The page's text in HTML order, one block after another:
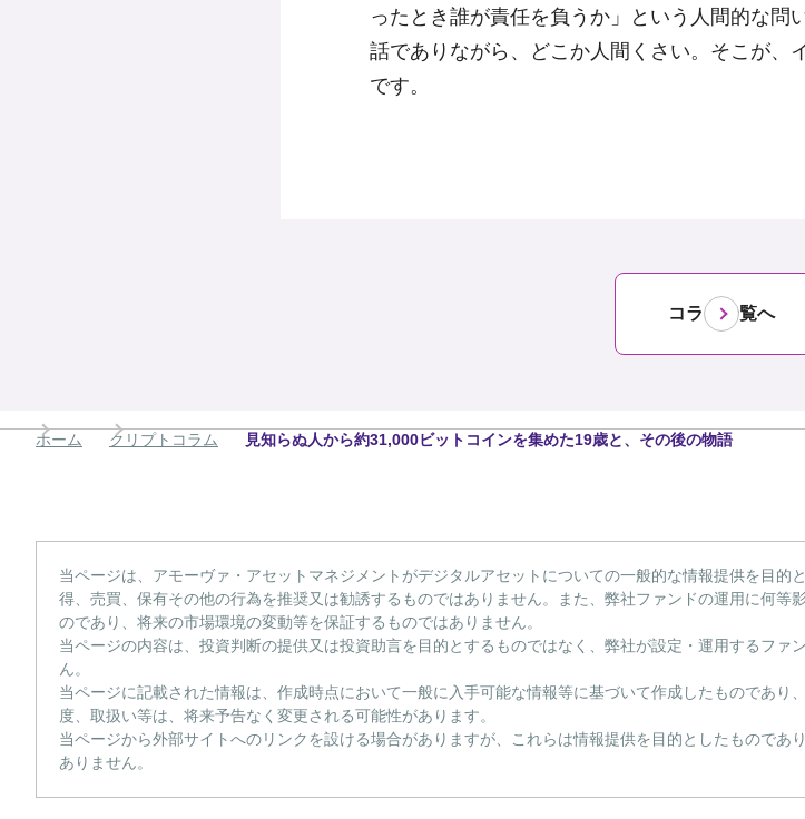
ったとき誰が責任を負うか」という人間的な問
話でありながら、どこか人間くさい。そこが、
です。
コラム一覧へ
ホーム クリプトコラム 見知らぬ人から約31,000ビットコインを集めた19歳と、その後の物語
当ページは、アモーヴァ・アセットマネジメントがデジタルアセットについての一般的な情報提供を目
得、売買、保有その他の行為を推奨又は勧誘するものではありません。また、弊社ファンドの運用に何
のであり、将来の市場環境の変動等を保証するものではありません。
当ページの内容は、投資判断の提供又は投資助言を目的とするものではなく、弊社が設定・運用するフ
ん。
当ページに記載された情報は、作成時点において一般に入手可能な情報等に基づいて作成したものであ
度、取扱い等は、将来予告なく変更される可能性があります。
当ページから外部サイトへのリンクを設ける場合がありますが、これらは情報提供を目的としたもので
ありません。